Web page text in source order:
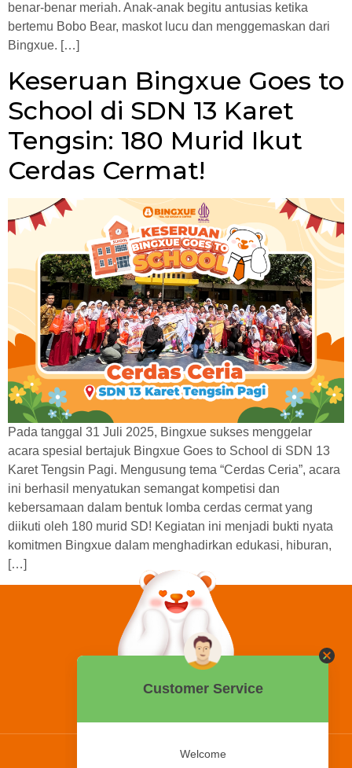
benar-benar meriah. Anak-anak begitu antusias ketika
bertemu Bobo Bear, maskot lucu dan menggemaskan dari
Bingxue. […]
Keseruan Bingxue Goes to
School di SDN 13 Karet
Tengsin: 180 Murid Ikut
Cerdas Cermat!
Pada tanggal 31 Juli 2025, Bingxue sukses menggelar
acara spesial bertajuk Bingxue Goes to School di SDN 13
Karet Tengsin Pagi. Mengusung tema “Cerdas Ceria”, acara
ini berhasil menyatukan semangat kompetisi dan
kebersamaan dalam bentuk lomba cerdas cermat yang
diikuti oleh 180 murid SD! Kegiatan ini menjadi bukti nyata
komitmen Bingxue dalam menghadirkan edukasi, hiburan,
[…]
0858 2015 9999
PT Bing Kreatif Mandiri